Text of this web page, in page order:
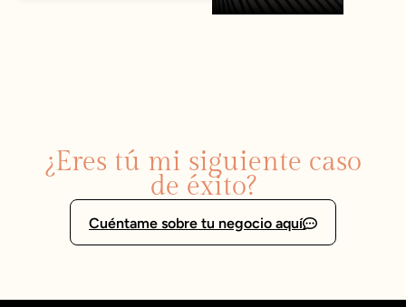
¿Eres tú mi siguiente caso
de éxito?
Cuéntame sobre tu negocio aquí